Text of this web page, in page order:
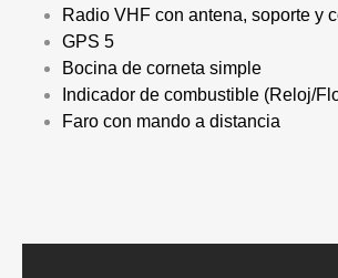
Radio VHF con antena, soporte y
GPS 5
Bocina de corneta simple
Indicador de combustible (Reloj/
Faro con mando a distancia